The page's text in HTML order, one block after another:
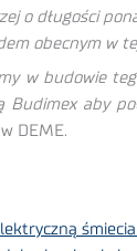
o długości
obecnym w
w budowie
aby
DEME.